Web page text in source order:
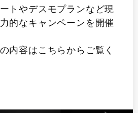
トやデスモプランなど現
的なキャンペーンを開催
内容はこちらからご覧く